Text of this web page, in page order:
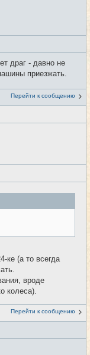
драг - давно не
приезжать.
Перейти к сообщению
ке (а то всегда
вроде
колеса).
Перейти к сообщению